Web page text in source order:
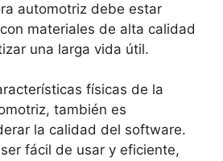
automotriz debe estar
materiales de alta calidad
una larga vida útil.
físicas de la
también es
la calidad del software.
fácil de usar y eficiente,